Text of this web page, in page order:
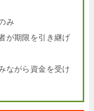
み
が期限を引き継げ
ながら資金を受け